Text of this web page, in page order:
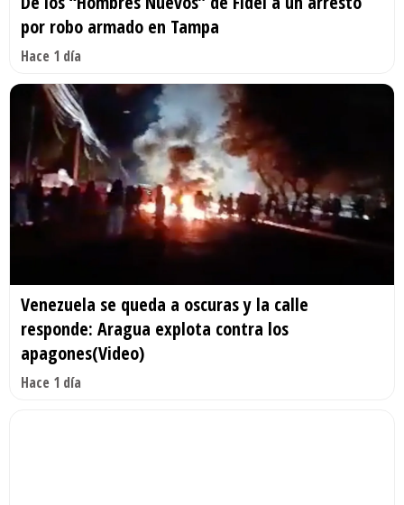
por robo armado en Tampa
Hace 1 día
Venezuela se queda a oscuras y la calle
responde: Aragua explota contra los
apagones(Video)
Hace 1 día